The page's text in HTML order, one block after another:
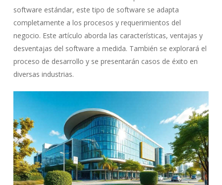
software estándar, este tipo de software se adapta
completamente a los procesos y requerimientos del
negocio. Este artículo aborda las características, ventajas y
desventajas del software a medida. También se explorará el
proceso de desarrollo y se presentarán casos de éxito en
diversas industrias.